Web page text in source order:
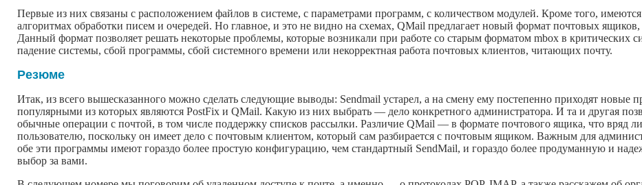
Первые из них связаны с расположением файлов в системе, с параметрами программ, с количеством модулей. Кроме того,
алгоритмах обработки писем и очередей. Но главное, и это не видно на схемах, QMail предлагает новый формат почтовых
Данный формат позволяет решать некоторые проблемы, которые возникали при работе со старым форматом mbox в критических
падение системы, сбой программы, сбой системного времени или некорректная работа почтовых клиентов, читающих почту.
Резюме
Итак, из всего вышесказанного можно сделать следующие выводы: Sendmail устарел, а на смену ему постепенно приходят новые
популярными из которых являются PostFix и QMail. Какую из них выбрать — дело конкретного администратора. И та и другая
обычные операции с почтой, в том числе поддержку списков рассылки. Различие QMail — в формате почтового ящика, что вряд
пользователю, поскольку он имеет дело с почтовым клиентом, который сам разбирается с почтовым ящиком. Важным для
обе эти программы имеют гораздо более простую конфигурацию, чем стандартный SendMail, и гораздо более продуманную и
выбор за вами.